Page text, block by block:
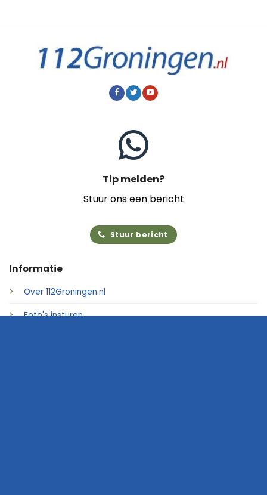
Informatie
Over 112Groningen.nl
Foto's insturen
Tip melden?
Stuur ons een bericht
Stuur bericht